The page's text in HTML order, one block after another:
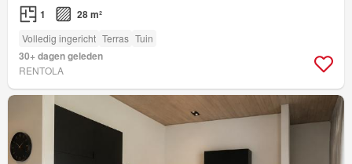
1 28 m²
Volledig ingericht Terras Tuin
30+ dagen geleden
RENTOLA